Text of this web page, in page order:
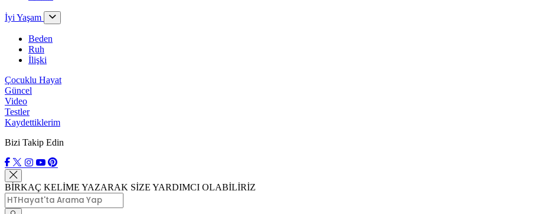
İyi Yaşam
Beden
Ruh
İlişki
Çocuklu Hayat
Güncel
Video
Testler
Kaydettiklerim
Bizi Takip Edin
BİRKAÇ KELİME YAZARAK SİZE YARDIMCI OLABİLİRİZ